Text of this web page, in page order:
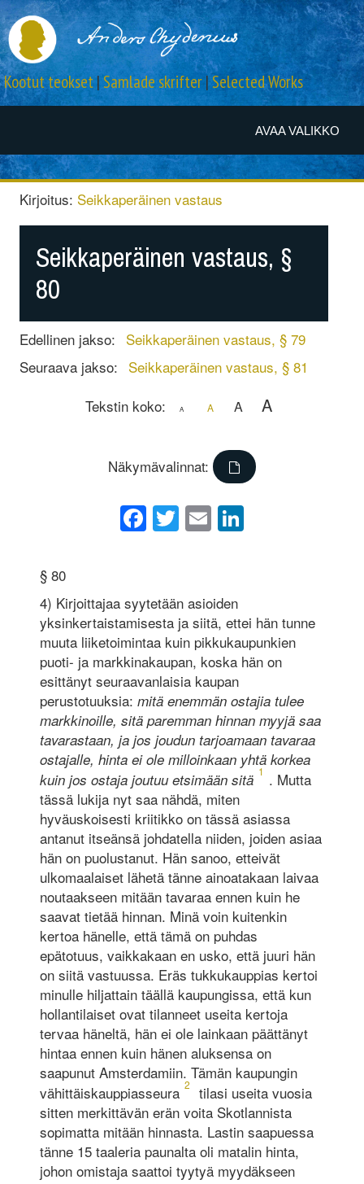
AVAA VALIKKO
Kootut teokset|Samlade skrifter|Selected Works
Kirjoitus: Seikkaperäinen vastaus
Seikkaperäinen vastaus, §
80
Edellinen jakso: Seikkaperäinen vastaus, § 79
Seuraava jakso: Seikkaperäinen vastaus, § 81
Tekstin koko:
A A A A
Näkymävalinnat:
Facebook
Twitter
Email
§ 80
4) Kirjoittajaa syytetään asioiden
yksinkertaistamisesta ja siitä, ettei hän tunne
muuta liiketoimintaa kuin pikkukaupunkien
puoti- ja markkinakaupan, koska hän on
esittänyt seuraavanlaisia kaupan
perustotuuksia: mitä enemmän ostajia tulee
markkinoille, sitä paremman hinnan myyjä saa
tavarastaan, ja jos joudun tarjoamaan tavaraa
ostajalle, hinta ei ole milloinkaan yhtä korkea
kuin jos ostaja joutuu etsimään sitä 1 . Mutta
tässä lukija nyt saa nähdä, miten
hyväuskoisesti kriitikko on tässä asiassa
antanut itseänsä johdatella niiden, joiden asiaa
hän on puolustanut. Hän sanoo, etteivät
ulkomaalaiset lähetä tänne ainoatakaan laivaa
noutaakseen mitään tavaraa ennen kuin he
saavat tietää hinnan. Minä voin kuitenkin
kertoa hänelle, että tämä on puhdas
epätotuus, vaikkakaan en usko, että juuri hän
on siitä vastuussa. Eräs tukkukauppias kertoi
minulle hiljattain täällä kaupungissa, että kun
hollantilaiset ovat tilanneet useita kertoja
tervaa häneltä, hän ei ole lainkaan päättänyt
hintaa ennen kuin hänen aluksensa on
saapunut Amsterdamiin. Tämän kaupungin
vähittäiskauppiasseura 2
tilasi useita vuosia
sitten merkittävän erän voita Skotlannista
sopimatta mitään hinnasta. Lastin saapuessa
tänne 15 taaleria paunalta oli matalin hinta,
johon omis­taja saattoi tyytyä myydäkseen